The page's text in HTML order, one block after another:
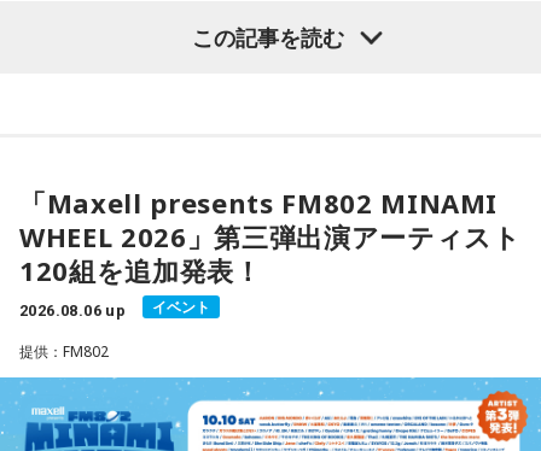
が見えてきます。今日は仕事を早めに切り上げて好きなこと
の大切なサイン。無理に答えを出さず、本音を大切にしてみ
て。夜は「本当はどうしたい？」と自分に問いかけてみまし
ょう。今日はスマホから離れて、好きな音楽や香りと一緒に
ゆっくり過ごしましょう。
今日は火星にバーテックスというポイントが重なる日。運命
に導かれ、新時代の生き方やお役目に気がついたり、直感が
降りてきたりするかも！ ぜひアドバイスを参考に行動してみ
てくださいね。
ティングが印象的なタイトル曲「SO-DAYONE !」、スリリン
ます。
シティポップを想起させるサウンドや、メロディアスなミデ
ィアムナンバー、テクニカルかつファンキーなプレイまで、
多彩な音楽性を凝縮。それぞれの楽曲から異なる風景や物語
させます。楽曲ごとの表情を楽しむだけでなく、アルバムを
通して聴くことで生まれる深い没入感も、本作の大きな魅力
のひとつ。
として、10月10日（土）、11日（日）、12日（月・祝）の3
みの257組を加えた総勢377組の出演日も発表しました。
また3DAYS PASS／1DAY PASSのオフィシャル三次先行も受付
中！いち早くチケットをゲットしてください！
1999年のスタート以来、大阪・ミナミエリアのライブハウス
を舞台に開催し、今年で28回目を迎えます。
この記事を読む
「Maxell presents FM802 MINAMI
WHEEL 2026」第三弾出演アーティスト
120組を追加発表！
2026.08.06 up イベント
提供：FM802